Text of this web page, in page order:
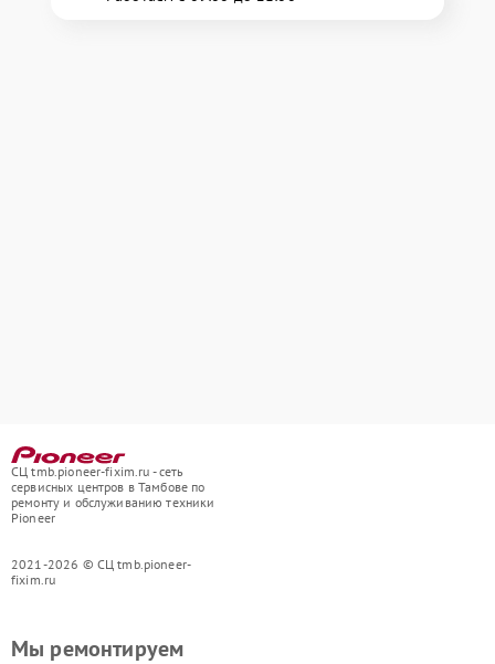
СЦ tmb.pioneer-fixim.ru - сеть
сервисных центров в Тамбове по
ремонту и обслуживанию техники
Pioneer
2021-2026 © СЦ tmb.pioneer-
fixim.ru
Мы ремонтируем